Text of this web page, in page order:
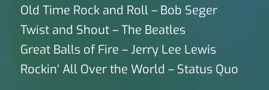
Old Time Rock and Roll – Bob Seger
Twist and Shout – The Beatles
Great Balls of Fire – Jerry Lee Lewis
Rockin‘ All Over the World – Status Quo